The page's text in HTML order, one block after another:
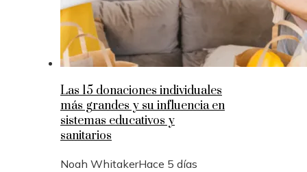
Las 15 donaciones individuales
más grandes y su influencia en
sistemas educativos y
sanitarios
Noah WhitakerHace 5 días